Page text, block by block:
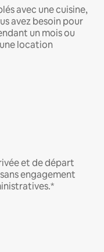
avec une cuisine,
avez besoin pour
un mois ou
location
et de départ
engagement